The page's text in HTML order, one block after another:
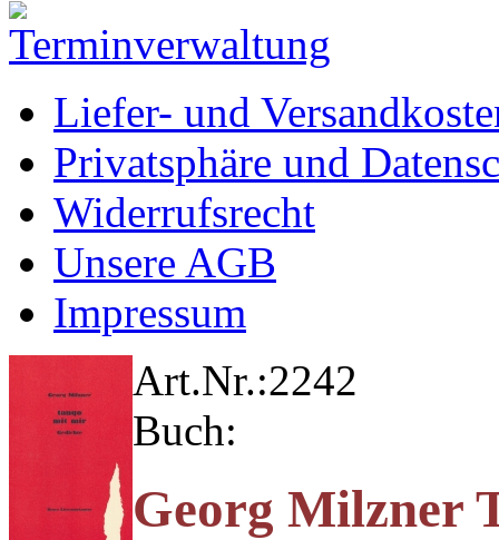
Liefer- und
Privatsphäre und
Widerrufsrecht
Unsere AGB
Impressum
Art.Nr.:2242
Buch:
Georg Milzner